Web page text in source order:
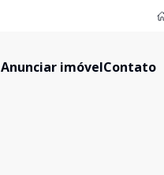
Anunciar imóvelContato